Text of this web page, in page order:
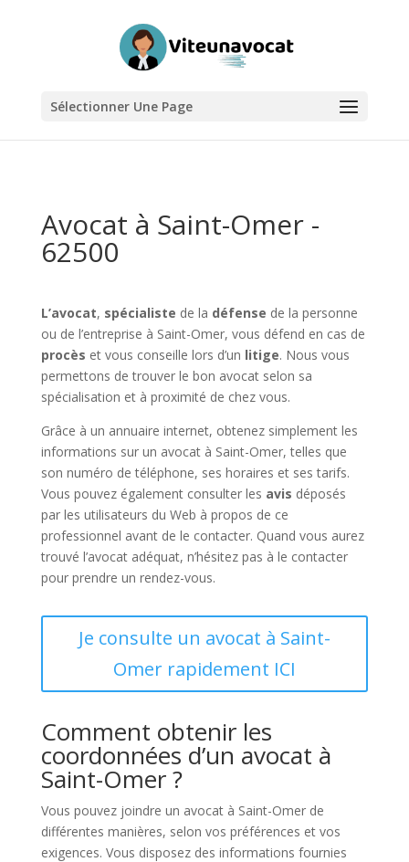
Sélectionner Une Page
Avocat à Saint-Omer -
62500
L’avocat, spécialiste de la défense de la personne
ou de l’entreprise à Saint-Omer, vous défend en cas de
procès et vous conseille lors d’un litige. Nous vous
permettons de trouver le bon avocat selon sa
spécialisation et à proximité de chez vous.
Grâce à un annuaire internet, obtenez simplement les
informations sur un avocat à Saint-Omer, telles que
son numéro de téléphone, ses horaires et ses tarifs.
Vous pouvez également consulter les avis déposés
par les utilisateurs du Web à propos de ce
professionnel avant de le contacter. Quand vous aurez
trouvé l’avocat adéquat, n’hésitez pas à le contacter
pour prendre un rendez-vous.
Je consulte un avocat à Saint-
Omer rapidement ICI
Comment obtenir les
coordonnées d’un avocat à
Saint-Omer ?
Vous pouvez joindre un avocat à Saint-Omer de
différentes manières, selon vos préférences et vos
exigences. Vous disposez des informations fournies